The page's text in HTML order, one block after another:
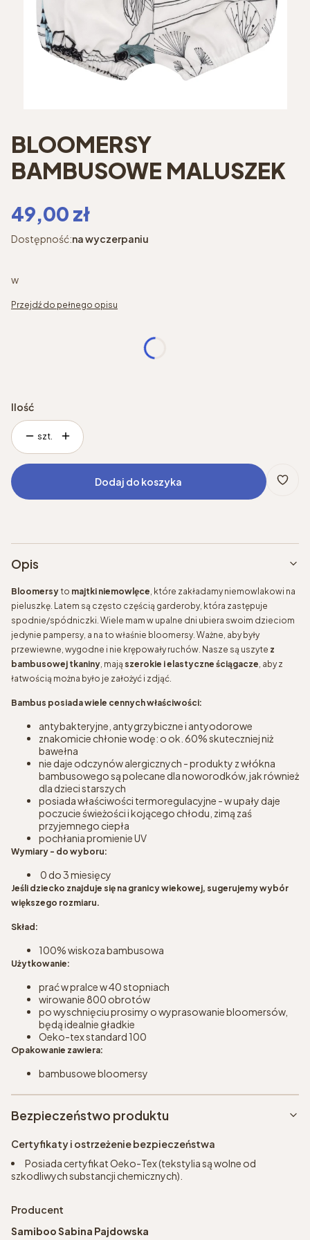
BLOOMERSY
BAMBUSOWE MALUSZEK
Cena
49,00 zł
Dostępność:na wyczerpaniu
w
Przejdź do pełnego opisu
Ilość
szt.
Dodaj do koszyka
Opis
Bloomersyto majtki niemowlęce , które zakładamy niemowlakowi na
pieluszkę. Latem są często częścią garderoby, która zastępuje
spodnie/spódniczki. Wiele mam w upalne dni ubiera swoim dzieciom
jedynie pampersy, a na to właśnie bloomersy. Ważne, aby były
przewiewne, wygodne i nie krępowały ruchów. Nasze są uszyte z
bambusowej tkaniny , mają szerokie i elastyczne ściągacze , aby z
łatwością można było je założyć i zdjąć.
Bambus posiada wiele cennych właściwości:
antybakteryjne, antygrzybiczne i antyodorowe
znakomicie chłonie wodę: o ok. 60% skuteczniej niż
bawełna
nie daje odczynów alergicznych - produkty z włókna
bambusowego są polecane dla noworodków, jak również
dla dzieci starszych
posiada właściwości termoregulacyjne - w upały daje
poczucie świeżości i kojącego chłodu, zimą zaś
przyjemnego ciepła
pochłania promienie UV
Wymiary - do wyboru:
0 do 3 miesięcy
Jeśli dziecko znajduje się na granicy wiekowej, sugerujemy wybór
większego rozmiaru.
Skład:
100% wiskoza bambusowa
Użytkowanie:
prać w pralce w 40 stopniach
wirowanie 800 obrotów
po wyschnięciu prosimy o wyprasowanie bloomersów,
będą idealnie gładkie
Oeko-tex standard 100
Opakowanie zawiera:
bambusowe bloomersy
Bezpieczeństwo produktu
Certyfikaty i ostrzeżenie bezpieczeństwa
Posiada certyfikat Oeko-Tex (tekstylia są wolne od
szkodliwych substancji chemicznych).
Producent
Samiboo Sabina Pajdowska